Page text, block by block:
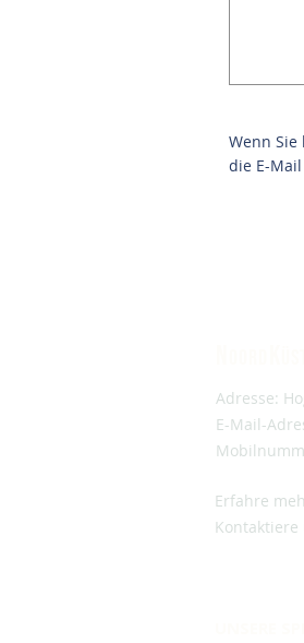
Wenn
die E-
Adresse:
E-Mail-
Erfahre
Kontaktiere